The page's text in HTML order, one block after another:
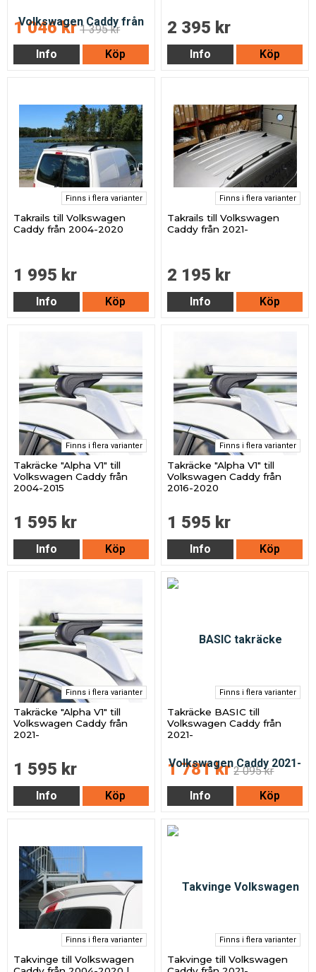
1 046 kr 1 395 kr
Info
Köp
2 395 kr
Info Köp
Finns i flera varianter
Takrails till Volkswagen
Caddy från 2004-2020
1 995 kr
Info Köp
Finns i flera varianter
Takrails till Volkswagen
Caddy från 2021-
2 195 kr
Info Köp
Finns i flera varianter
Takräcke "Alpha V1" till
Volkswagen Caddy från
2004-2015
1 595 kr
Info Köp
Finns i flera varianter
Takräcke "Alpha V1" till
Volkswagen Caddy från
2016-2020
1 595 kr
Info Köp
Finns i flera varianter
Takräcke "Alpha V1" till
Volkswagen Caddy från
2021-
1 595 kr
Info Köp
Finns i flera varianter
Takräcke BASIC till
Volkswagen Caddy från
2021-
1 781 kr 2 095 kr
Info
Köp
Finns i flera varianter
Takvinge till Volkswagen
Finns i flera varianter
Takvinge till Volkswagen